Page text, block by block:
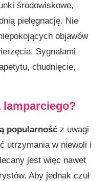
środowiskowe,
pielęgnację. Nie
objawów
Sygnałami
chudnięcie,
lamparciego?
popularność z uwagi
utrzymania w niewoli i
jest więc nawet
Aby jednak czuł